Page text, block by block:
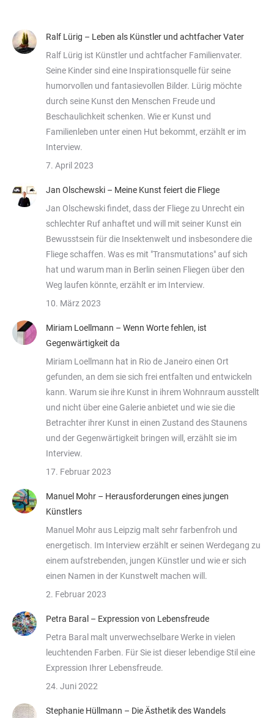
Ralf Lürig – Leben als Künstler und achtfacher Vater
Ralf Lürig ist Künstler und achtfacher Familienvater.
Seine Kinder sind eine Inspirationsquelle für seine
humorvollen und fantasievollen Bilder. Lürig möchte
durch seine Kunst den Menschen Freude und
Beschaulichkeit schenken. Wie er Kunst und
Familienleben unter einen Hut bekommt, erzählt er im
Interview.
7. April 2023
Jan Olschewski – Meine Kunst feiert die Fliege
Jan Olschewski findet, dass der Fliege zu Unrecht ein
schlechter Ruf anhaftet und will mit seiner Kunst ein
Bewusstsein für die Insektenwelt und insbesondere die
Fliege schaffen. Was es mit "Transmutations" auf sich
hat und warum man in Berlin seinen Fliegen über den
Weg laufen könnte, erzählt er im Interview.
10. März 2023
Miriam Loellmann – Wenn Worte fehlen, ist
Gegenwärtigkeit da
Miriam Loellmann hat in Rio de Janeiro einen Ort
gefunden, an dem sie sich frei entfalten und entwickeln
kann. Warum sie ihre Kunst in ihrem Wohnraum ausstellt
und nicht über eine Galerie anbietet und wie sie die
Betrachter ihrer Kunst in einen Zustand des Staunens
und der Gegenwärtigkeit bringen will, erzählt sie im
Interview.
17. Februar 2023
Manuel Mohr – Herausforderungen eines jungen
Künstlers
Manuel Mohr aus Leipzig malt sehr farbenfroh und
energetisch. Im Interview erzählt er seinen Werdegang zu
einem aufstrebenden, jungen Künstler und wie er sich
einen Namen in der Kunstwelt machen will.
2. Februar 2023
Petra Baral – Expression von Lebensfreude
Petra Baral malt unverwechselbare Werke in vielen
leuchtenden Farben. Für Sie ist dieser lebendige Stil eine
Expression Ihrer Lebensfreude.
24. Juni 2022
Stephanie Hüllmann – Die Ästhetik des Wandels